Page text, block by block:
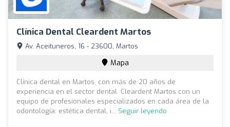
Clínica Dental Cleardent Martos
Av. Aceituneros, 16 - 23600, Martos
Mapa
Clínica dental en Martos, con más de 20 años de
experiencia en el sector dental. Cleardent Martos con un
equipo de profesionales especializados en cada área de la
odontología: estética dental, i... Seguir leyendo